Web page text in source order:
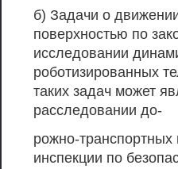
б) Задачи о
поверхностью по
исследовании
роботизированных
таких задач может
расследовании до-
рожно-транспортных
инспекции по